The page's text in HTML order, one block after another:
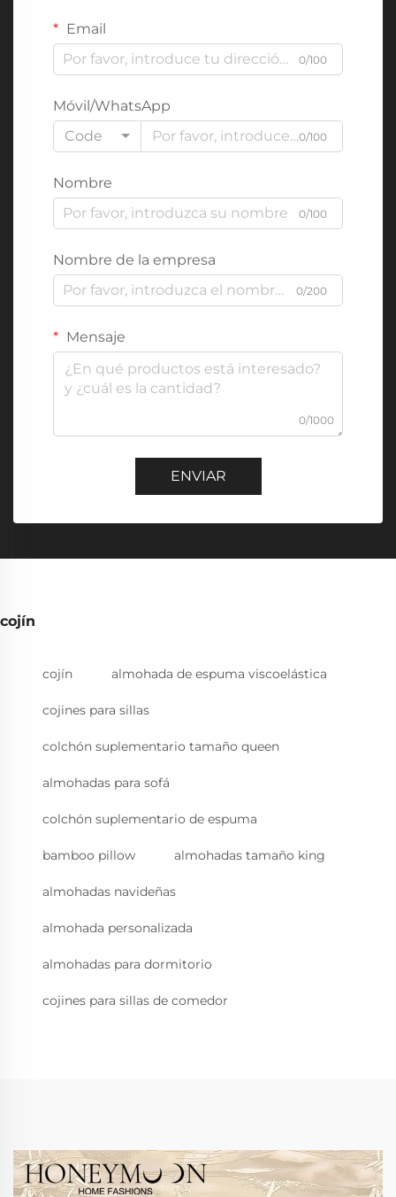
Email
0/100
Móvil/WhatsApp
Code
0/100
Nombre
0/100
Nombre de la empresa
0/200
Mensaje
0/1000
ENVIAR
cojín
cojín almohada de espuma viscoelástica
cojines para sillas
colchón suplementario tamaño queen
almohadas para sofá
colchón suplementario de espuma
bamboo pillow almohadas tamaño king
almohadas navideñas
almohada personalizada
almohadas para dormitorio
cojines para sillas de comedor